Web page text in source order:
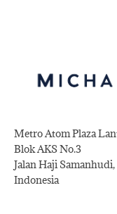
Metro Atom Plaza
Blok AKS No.3
Jalan Haji Samanhudi,
Indonesia